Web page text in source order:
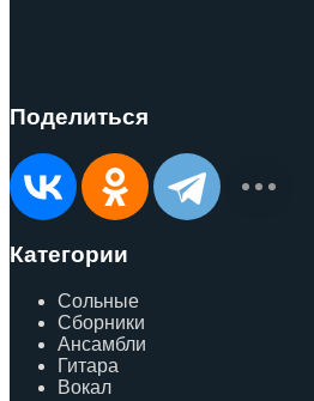
Поделиться
Категории
Сольные
Сборники
Ансамбли
Гитара
Вокал